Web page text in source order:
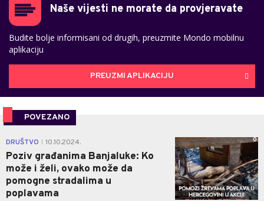
Naše vijesti ne morate da provjeravate
Budite bolje informisani od drugih, preuzmite Mondo mobilnu
aplikaciju
PREUZMI APLIKACIJU
POVEZANO
DRUŠTVO 10.10.2024.
Poziv građanima Banjaluke: Ko
može i želi, ovako može da
pomogne stradalima u
poplavama
0